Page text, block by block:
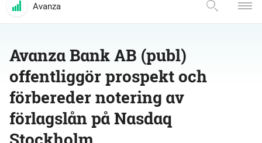
Avanza
Avanza Bank AB (publ)
offentliggör prospekt och
förbereder notering av
förlagslån på Nasdaq